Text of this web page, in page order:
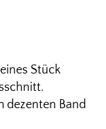
Stück
dezenten Band